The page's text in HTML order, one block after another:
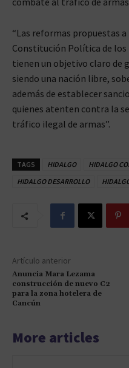
“Las reformas propuestas
Constitución Política de los
tienen un objetivo claro de
siendo una nación libre,
además de establecer
quienes atenten contra la
tráfico ilegal de armas”.
TAGS HIDALGO
HIDALGO
HIDALGO DESARROLLO
Artículo anterior
Anuncia Mara Lezama
construcción de nuevo C2
para la zona hotelera de
Cancún
More articles